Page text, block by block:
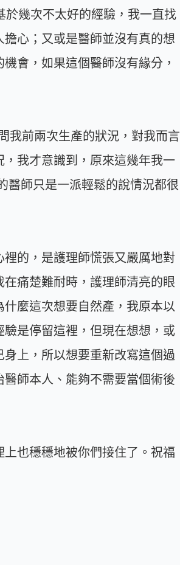
幾次不太好的經驗，我一直找
心；又或是醫師並沒有真的想
會，如果這個醫師沒有緣分，
我前兩次生產的狀況，對我而言
我才意識到，原來這幾年我一
醫師只是一派輕鬆的說情況都很
的，是護理師慌張又嚴厲地對
痛楚難耐時，護理師清亮的眼
麼這次想要自然產，我原本以
是停留這裡，但現在想想，或
上，所以想要重新改寫這個過
師本人、能夠不需要當個術後
也穩穩地被你們接住了。祝福